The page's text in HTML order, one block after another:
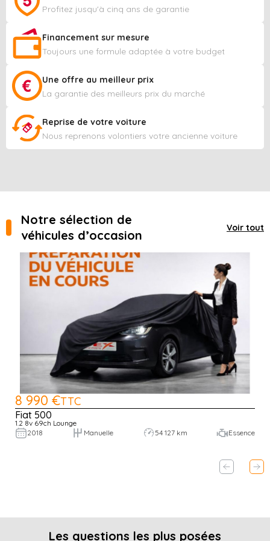
Profitez jusqu'à cinq ans de garantie
Financement sur mesure
Toujours une formule adaptée à votre budget
Une offre au meilleur prix
La garantie des meilleurs prix du marché
Reprise de votre voiture
Nous reprenons volontiers votre ancienne voiture
Notre sélection de
véhicules d’occasion
Voir tout
8 990 €TTC
Fiat 500
1.2 8v 69ch Lounge
2018
Manuelle 54 127 km Essence
Les questions les plus posées